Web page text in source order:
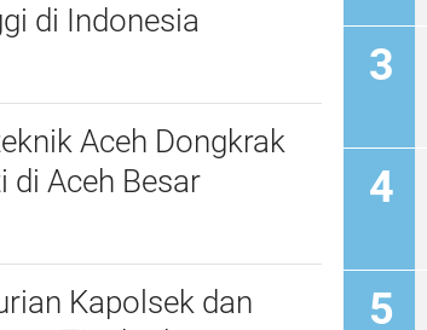
di Indonesia
Aceh Dongkrak
di Aceh Besar
Kapolsek dan